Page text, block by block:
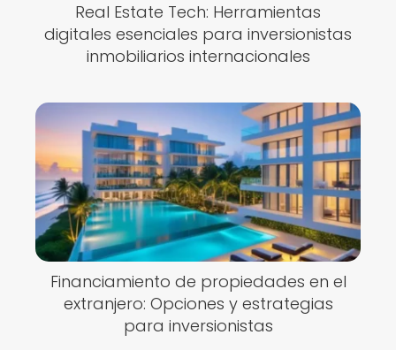
Real Estate Tech: Herramientas
digitales esenciales para inversionistas
inmobiliarios internacionales
Financiamiento de propiedades en el
extranjero: Opciones y estrategias
para inversionistas